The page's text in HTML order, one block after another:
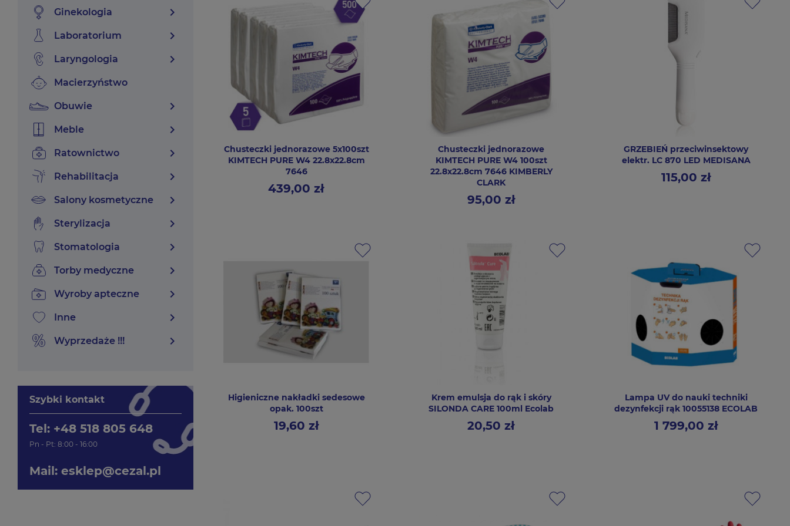
ginekologia chevron_right
laboratorium chevron_right
laryngologia chevron_right
macierzyństwo
obuwie chevron_right
meble chevron_right
ratownictwo chevron_right
rehabilitacja chevron_right
salony kosmetyczne chevron_right
sterylizacja chevron_right
stomatologia chevron_right
torby medyczne chevron_right
wyroby apteczne chevron_right
inne chevron_right
wyprzedaże !!! chevron_right
Szybki kontakt
Tel: +48 518 805 648
Pn - Pt: 8:00 - 16:00
Mail: esklep@cezal.pl
Chusteczki jednorazowe 5x100szt
KIMTECH PURE W4 22.8x22.8cm
7646
Cena
439,00 zł
Chusteczki jednorazowe
KIMTECH PURE W4 100szt
22.8x22.8cm 7646 KIMBERLY
CLARK
Cena
95,00 zł
GRZEBIEŃ przeciwinsektowy
elektr. LC 870 LED MEDISANA
Cena
115,00 zł
Higieniczne nakładki sedesowe
opak. 100szt
Cena
19,60 zł
Krem emulsja do rąk i skóry
SILONDA CARE 100ml Ecolab
Cena
20,50 zł
Lampa UV do nauki techniki
dezynfekcji rąk 10055138 ECOLAB
Cena
1 799,00 zł